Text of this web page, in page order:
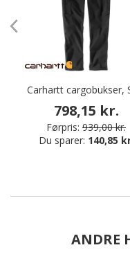
Carhartt cargobukser,
798,15 kr.
Førpris: 939,00 kr.
Du sparer: 140,85
ANDRE